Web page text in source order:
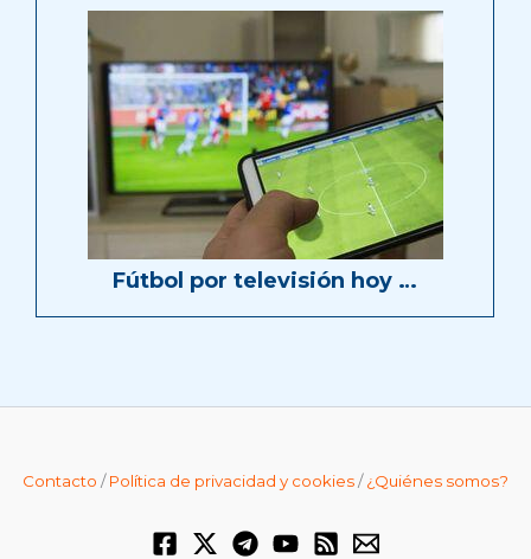
Fútbol por televisión hoy …
Contacto /Política de privacidad y cookies/¿Quiénes somos?